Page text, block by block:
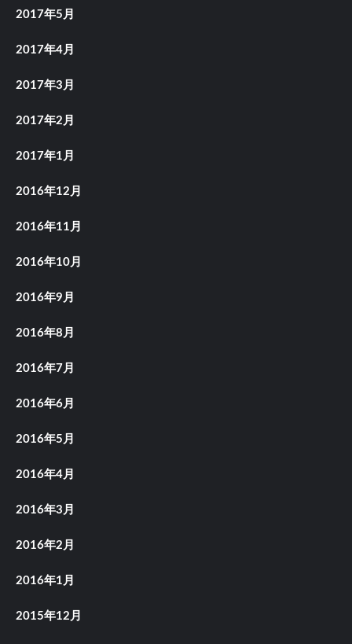
2017年5月
2017年4月
2017年3月
2017年2月
2017年1月
2016年12月
2016年11月
2016年10月
2016年9月
2016年8月
2016年7月
2016年6月
2016年5月
2016年4月
2016年3月
2016年2月
2016年1月
2015年12月